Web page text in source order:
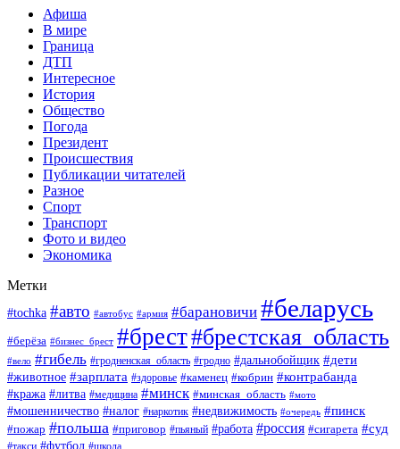
Афиша
В мире
Граница
ДТП
Интересное
История
Общество
Погода
Президент
Происшествия
Публикации читателей
Разное
Спорт
Транспорт
Фото и видео
Экономика
Метки
#tochka #авто #автобус #армия #барановичи #беларусь
#берёза #бизнес_брест #брест#брестская_область
#вело #гибель #гродненская_область #гродно #дальнобойщик #дети
#животное #зарплата #здоровье #каменец #кобрин #контрабанда
#кража #литва #медицина #минск #минская_область #мото
#мошенничество #налог #наркотик #недвижимость #очередь #пинск
#пожар #польша #приговор #пьяный #работа #россия #сигарета #суд
#такси #футбол #школа